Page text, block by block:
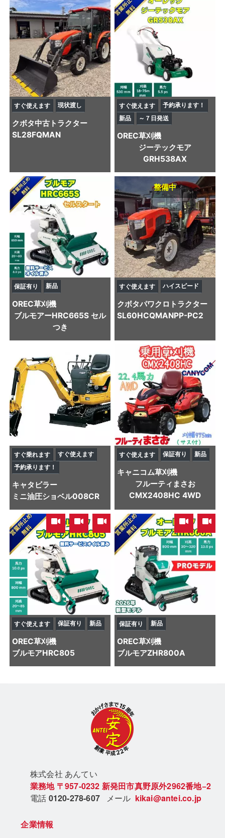
すぐ使えます 現状渡し
クボタ中古トラクター
SL28FQMAN
すぐ使えます
予約承ります！
新品
～７日発送
OREC草刈機
ジーテックモア
GRH538AX
保証有り 新品
OREC草刈機
ブルモアーHRC665S セル
つき
整備中
すぐ使えます ハイスピード
クボタパワクロトラクター
SL60HCQMANPP-PC2
すぐ乗れます
すぐ使えます
予約承ります！
キャタビラー
ミニ油圧ショベル008CR
すぐ使えます 保証有り 新品
キャニコム草刈機
フルーティまさお
CMX2408HC 4WD
, ,
すぐ使えます 保証有り 新品
OREC草刈機
ブルモアHRC805
,
保証有り 新品
OREC草刈機
ブルモアZHR800A
株式会社 あんてい
業務地 〒957-0232 新発田市真野原外2962番地−2
電話 0120-278-607 メール kikai@antei.co.jp
企業情報